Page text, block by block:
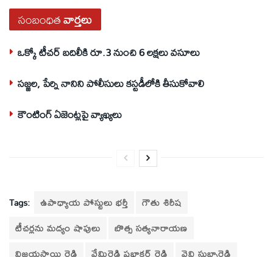
సంబంధితవార్తలు
ఒక్కో టీచర్‌ బదిలీకి రూ.3 నుంచి 6 లక్షలు వసూలు
సజ్జల, పేర్ని నానిని పోలీసులు కస్టడీలోకి తీసుకోవాలి
కౌంటింగ్‌ ఏజెంట్లపై వ్యాఖ్యలు
Tags: ఉపాధ్యాయ పోస్టులు భర్తీ
గౌతు శిరీష
టీచర్లను మద్యం షాపులు
బొత్స సత్యనారాయణ
విజయసాయి రెడ్డి
వేమిరెడ్డి ప్రభాకర్ రెడ్డి వైవి సుబ్బారెడ్డి